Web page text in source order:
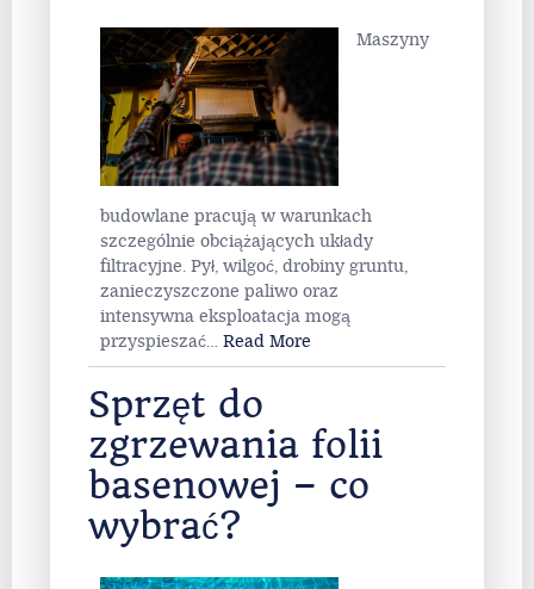
Maszyny
budowlane pracują w warunkach
szczególnie obciążających układy
filtracyjne. Pył, wilgoć, drobiny gruntu,
zanieczyszczone paliwo oraz
intensywna eksploatacja mogą
przyspieszać… Read More
Sprzęt do
zgrzewania folii
basenowej – co
wybrać?